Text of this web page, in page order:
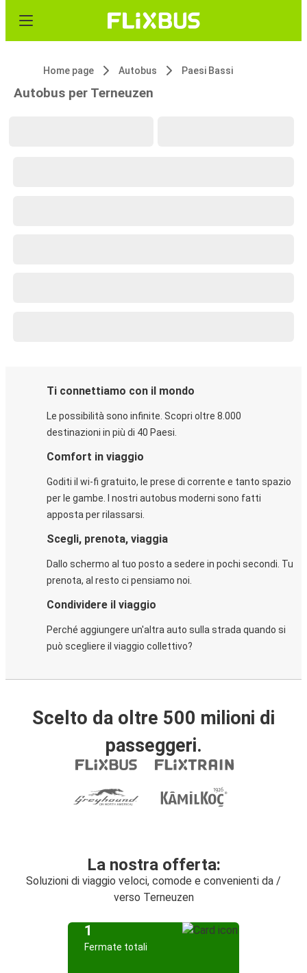
Home page Autobus Paesi Bassi
Autobus per Terneuzen
Ti connettiamo con il mondo
Le possibilità sono infinite. Scopri oltre 8.000
destinazioni in più di 40 Paesi.
Comfort in viaggio
Goditi il wi-fi gratuito, le prese di corrente e tanto spazio
per le gambe. I nostri autobus moderni sono fatti
apposta per rilassarsi.
Scegli, prenota, viaggia
Dallo schermo al tuo posto a sedere in pochi secondi. Tu
prenota, al resto ci pensiamo noi.
Condividere il viaggio
Perché aggiungere un'altra auto sulla strada quando si
può scegliere il viaggio collettivo?
Scelto da oltre 500 milioni di
passeggeri.
La nostra offerta:
Soluzioni di viaggio veloci, comode e convenienti da /
verso Terneuzen
1
Fermate totali